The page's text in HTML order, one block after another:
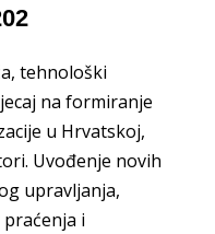
tehnološki
na formiranje
u Hrvatskoj,
Uvođenje novih
upravljanja,
i